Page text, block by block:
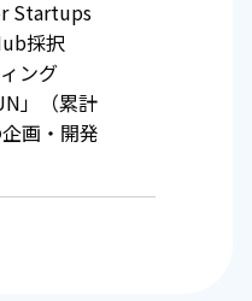
Startups
採択
ング
」（累計
画・開発